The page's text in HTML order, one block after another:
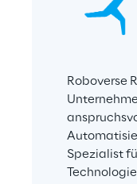
Roboverse
Spezialist